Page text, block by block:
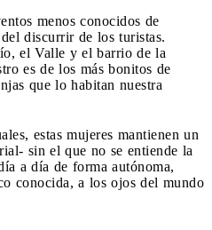
menos conocidos de
discurrir de los turistas.
el Valle y el barrio de la
es de los más bonitos de
que lo habitan nuestra
estas mujeres mantienen un
sin el que no se entiende la
a día de forma autónoma,
conocida, a los ojos del mundo